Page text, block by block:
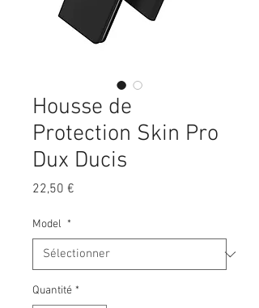
Housse de
Protection Skin Pro
Dux Ducis
22,50 €
Model *
Quantité *